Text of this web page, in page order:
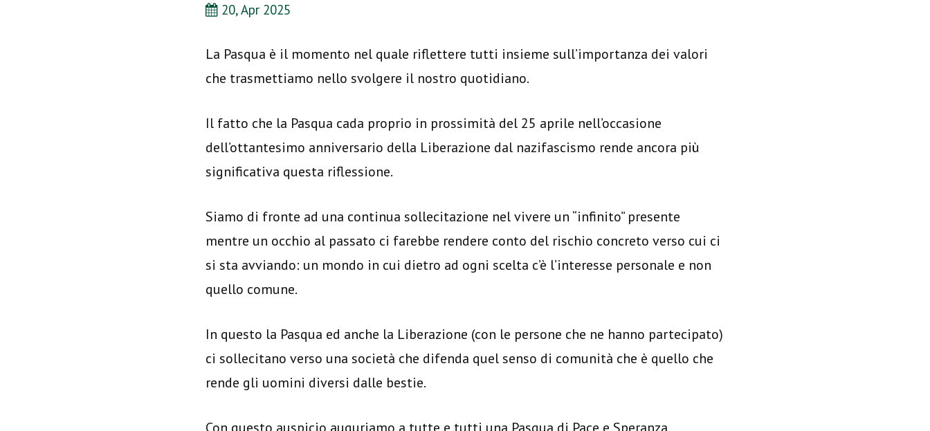
20, Apr 2025
La Pasqua è il momento nel quale riflettere tutti insieme sull’importanza dei valori
che trasmettiamo nello svolgere il nostro quotidiano.
Il fatto che la Pasqua cada proprio in prossimità del 25 aprile nell’occasione
dell’ottantesimo anniversario della Liberazione dal nazifascismo rende ancora più
significativa questa riflessione.
Siamo di fronte ad una continua sollecitazione nel vivere un “infinito” presente
mentre un occhio al passato ci farebbe rendere conto del rischio concreto verso cui ci
si sta avviando: un mondo in cui dietro ad ogni scelta c’è l’interesse personale e non
quello comune.
In questo la Pasqua ed anche la Liberazione (con le persone che ne hanno partecipato)
ci sollecitano verso una società che difenda quel senso di comunità che è quello che
rende gli uomini diversi dalle bestie.